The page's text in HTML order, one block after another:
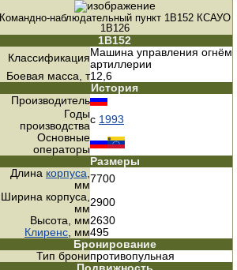
Командно-наблюдательный пункт 1В152 КСАУО
1В126
1В152
КлассификацияМашина управления огнём
артиллерии
Боевая масса, т12,6
История
Производитель
Годы
производстваc 1993
Основные
операторы
Размеры
Длина корпуса
мм7700
Ширина корпуса,
мм2900
Высота, мм2630
Клиренс , мм495
Бронирование
Тип бронипротивопульная